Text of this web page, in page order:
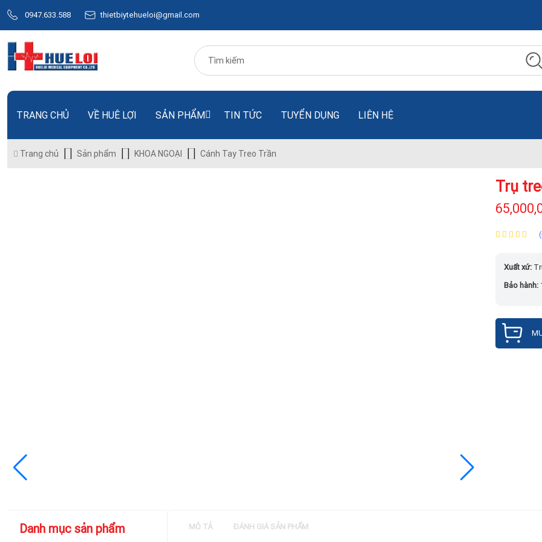
0947.633.588 thietbiytehueloi@gmail.com
TRANG CHỦ VỀ HUÊ LỢI SẢN PHẨM TIN TỨC TUYỂN DỤNG LIÊN HỆ
Trang chủ Sản phẩm KHOA NGOẠI Cánh Tay Treo Trần
Trụ
Xuất xứ:
Bảo hành:
Danh mục sản phẩm MÔ TẢ ĐÁNH GIÁ SẢN PHẨM